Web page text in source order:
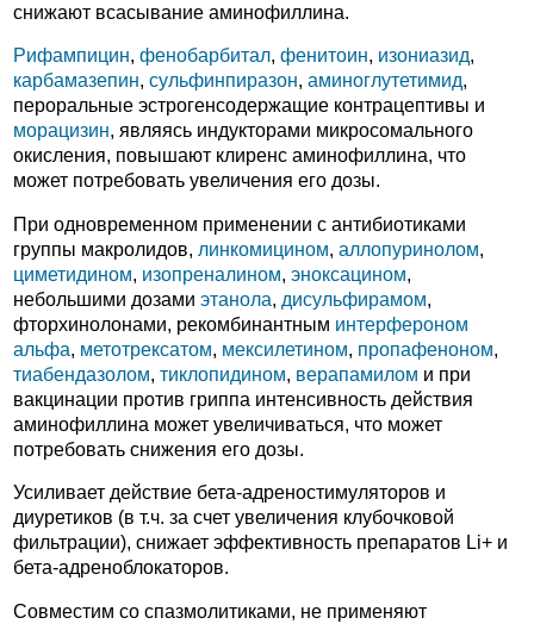
снижают всасывание аминофиллина.
Рифампицин, фенобарбитал, фенитоин, изониазид,
карбамазепин, сульфинпиразон, аминоглутетимид,
пероральные эстрогенсодержащие контрацептивы и
морацизин, являясь индукторами микросомального
окисления, повышают клиренс аминофиллина, что
может потребовать увеличения его дозы.
При одновременном применении с антибиотиками
группы макролидов, линкомицином, аллопуринолом,
циметидином, изопреналином, эноксацином,
небольшими дозами этанола, дисульфирамом,
фторхинолонами, рекомбинантным интерфероном
альфа, метотрексатом, мексилетином, пропафеноном,
тиабендазолом, тиклопидином, верапамилом и при
вакцинации против гриппа интенсивность действия
аминофиллина может увеличиваться, что может
потребовать снижения его дозы.
Усиливает действие бета-адреностимуляторов и
диуретиков (в т.ч. за счет увеличения клубочковой
фильтрации), снижает эффективность препаратов Li+ и
бета-адреноблокаторов.
Совместим со спазмолитиками, не применяют